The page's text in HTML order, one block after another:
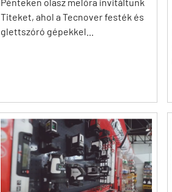
Titeket, ahol a Tecnover festék és
glettszóró gépekkel...